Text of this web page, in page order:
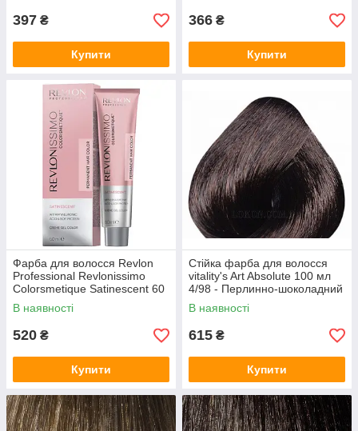
397 ₴
Купити
366 ₴
Купити
Фарба для волосся Revlon
Professional Revlonissimo
Colorsmetique Satinescent 60
мл
В наявності
520 ₴
Купити
Стійка фарба для волосся
vitality's Art Absolute 100 мл
4/98 - Перлинно-шоколадний
шатен
В наявності
615 ₴
Купити